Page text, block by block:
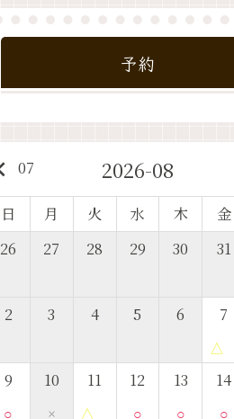
予約
07 2026-08
日 月 火 水 木 金
26
27 28 29 30 31
2 3 4 5 6 7
△
9
○
10
×
11
△
12
○
13
○
14
○